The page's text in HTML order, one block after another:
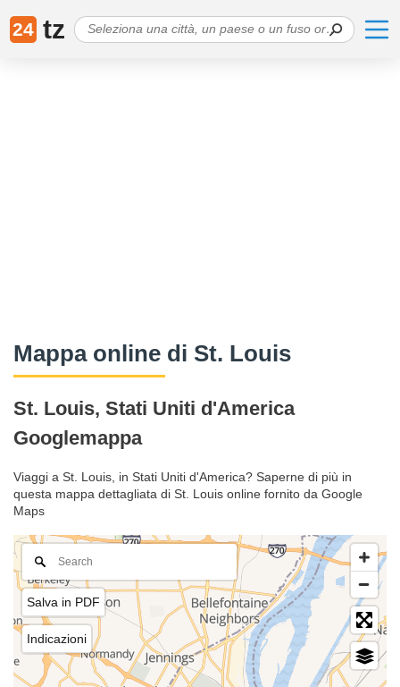
24 tz
Mappa online di St. Louis
St. Louis, Stati Uniti d'America
Googlemappa
Viaggi a St. Louis, in Stati Uniti d'America? Saperne di più in
questa mappa dettagliata di St. Louis online fornito da Google
Maps
Salva in PDF
Indicazioni